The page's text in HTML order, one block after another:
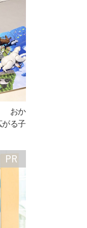
おか
がる子